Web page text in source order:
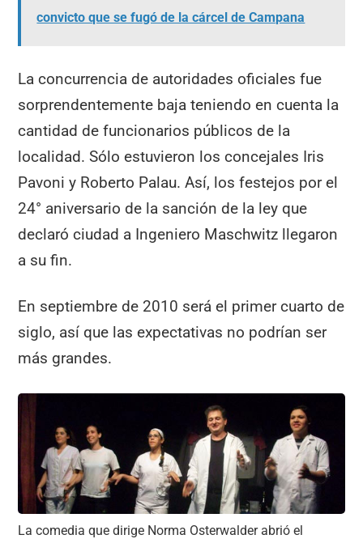
convicto que se fugó de la cárcel de Campana
La concurrencia de autoridades oficiales fue
sorprendentemente baja teniendo en cuenta la
cantidad de funcionarios públicos de la
localidad. Sólo estuvieron los concejales Iris
Pavoni y Roberto Palau. Así, los festejos por el
24° aniversario de la sanción de la ley que
declaró ciudad a Ingeniero Maschwitz llegaron
a su fin.
En septiembre de 2010 será el primer cuarto de
siglo, así que las expectativas no podrían ser
más grandes.
La comedia que dirige Norma Osterwalder abrió el